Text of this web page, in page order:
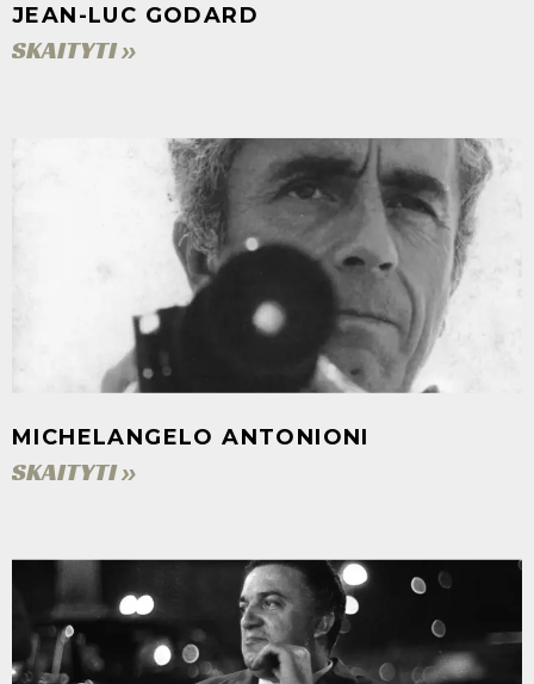
JEAN-LUC GODARD
SKAITYTI »
MICHELANGELO ANTONIONI
SKAITYTI »